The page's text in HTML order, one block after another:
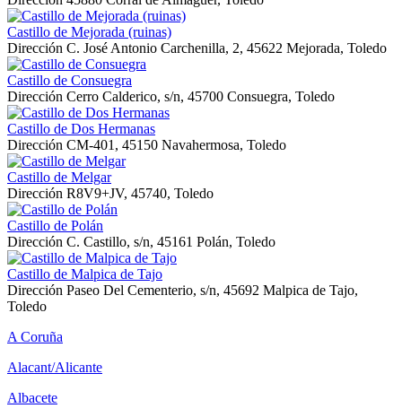
Castillo de Mejorada (ruinas)
Dirección C. José Antonio Carchenilla, 2, 45622 Mejorada, Toledo
Castillo de Consuegra
Dirección Cerro Calderico, s/n, 45700 Consuegra, Toledo
Castillo de Dos Hermanas
Dirección CM-401, 45150 Navahermosa, Toledo
Castillo de Melgar
Dirección R8V9+JV, 45740, Toledo
Castillo de Polán
Dirección C. Castillo, s/n, 45161 Polán, Toledo
Castillo de Malpica de Tajo
Dirección Paseo Del Cementerio, s/n, 45692 Malpica de Tajo,
Toledo
A Coruña
Alacant/Alicante
Albacete